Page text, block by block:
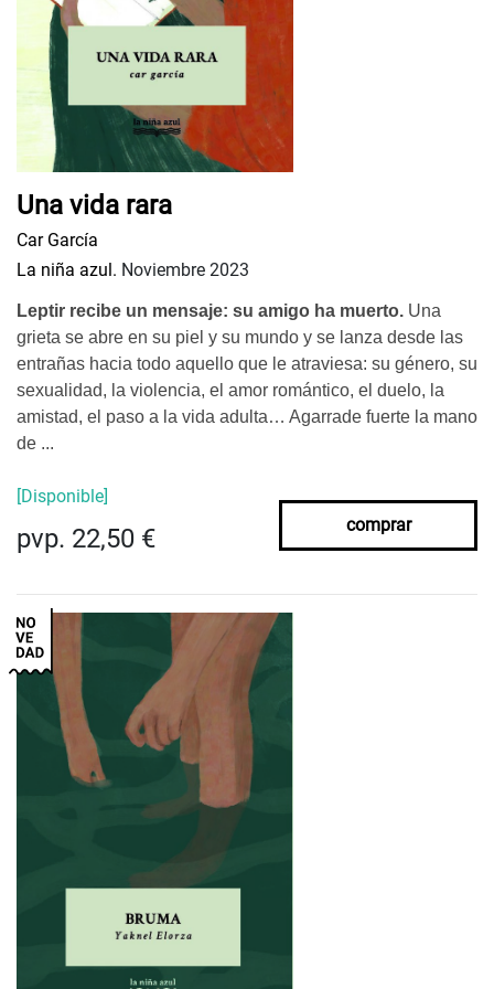
Una vida rara
Car García
La niña azul. Noviembre 2023
Leptir recibe un mensaje: su amigo ha muerto. Una
grieta se abre en su piel y su mundo y se lanza desde las
entrañas hacia todo aquello que le atraviesa: su género, su
sexualidad, la violencia, el amor romántico, el duelo, la
amistad, el paso a la vida adulta… Agarrade fuerte la mano
de ...
[Disponible]
pvp. 22,50 € comprar